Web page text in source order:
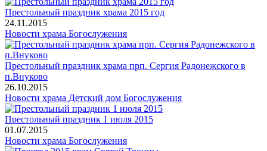
Престольный праздник храма 2015 год
24.11.2015
Новости храма Богослужения
Престольный праздник храма прп. Сергия Радонежского в
п.Внуково
26.10.2015
Новости храма Детский дом Богослужения
Престольный праздник 1 июля 2015
01.07.2015
Новости храма Богослужения